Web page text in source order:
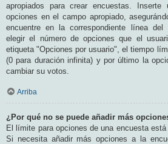
apropiados para crear encuestas.
opciones en el campo apropiado,
encuentre en la correspondiente línea del
elegir el número de opciones que el
etiqueta "Opciones por usuario", el tiempo
(0 para duración infinita) y por último la
cambiar su votos.
Arriba
¿Por qué no se puede añadir más
El límite para opciones de una encuesta
Si necesita añadir más opciones a la